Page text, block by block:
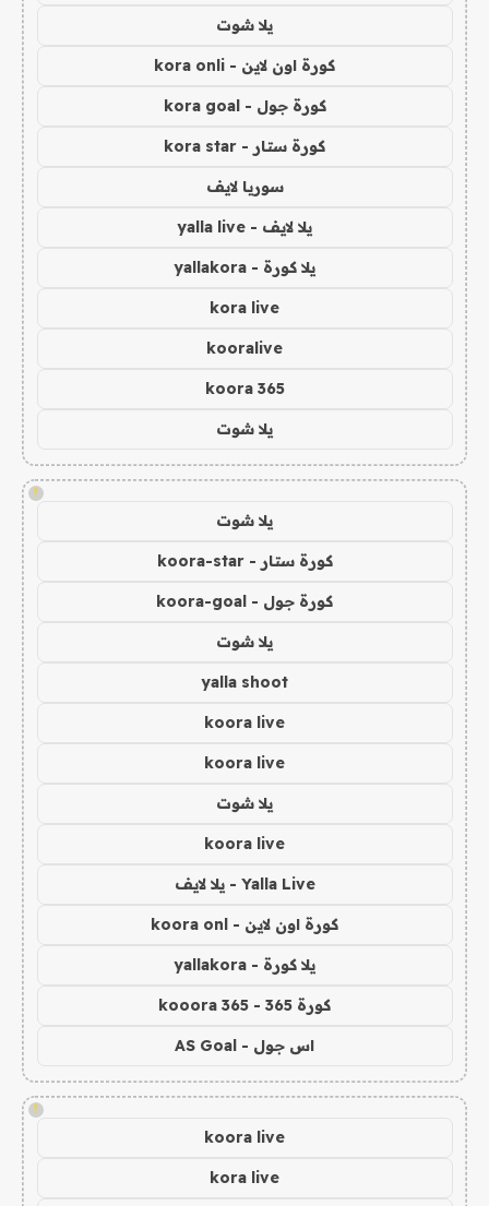
يلا شوت
كورة اون لاين - kora onli
كورة جول - kora goal
كورة ستار - kora star
سوريا لايف
يلا لايف - yalla live
يلا كورة - yallakora
kora live
kooralive
koora 365
يلا شوت
!
يلا شوت
كورة ستار - koora-star
كورة جول - koora-goal
يلا شوت
yalla shoot
koora live
koora live
يلا شوت
koora live
Yalla Live - يلا لايف
كورة اون لاين - koora onl
يلا كورة - yallakora
كورة 365 - kooora 365
اس جول - AS Goal
!
koora live
kora live